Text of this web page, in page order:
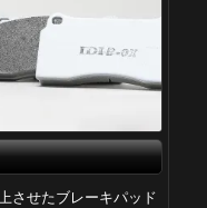
させたブレーキパッド